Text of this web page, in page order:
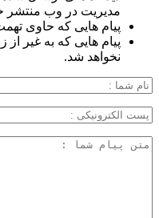
مدیریت در وب منتشر
پیام هایی که حاوی
پیام هایی که به غیر
نخواهد شد.